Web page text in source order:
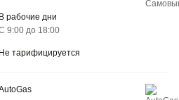
В рабочие дни
9:00 до 18:00
Не тарифицируется